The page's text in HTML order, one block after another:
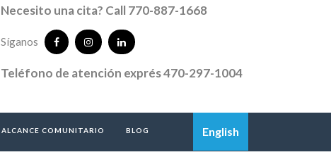
Necesito una cita? Call 770-887-1668
Síganos
Teléfono de atención exprés 470-297-1004
ALCANCE COMUNITARIO BLOG English